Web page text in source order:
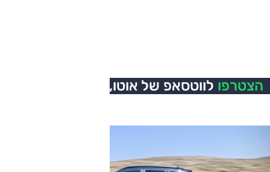
הצטרפו לווטסאפ של אוטו,